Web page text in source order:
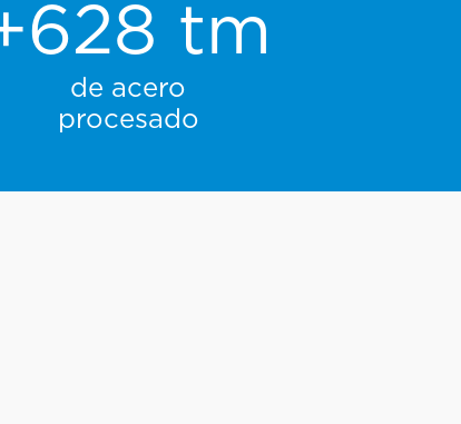
827 tm
de acero
procesado